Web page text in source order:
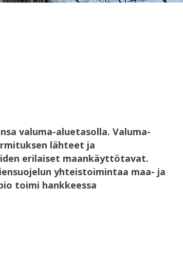
valuma-aluetasolla. Valuma-
lähteet ja
erilaiset maankäyttötavat.
yhteistoimintaa maa- ja
toimi hankkeessa